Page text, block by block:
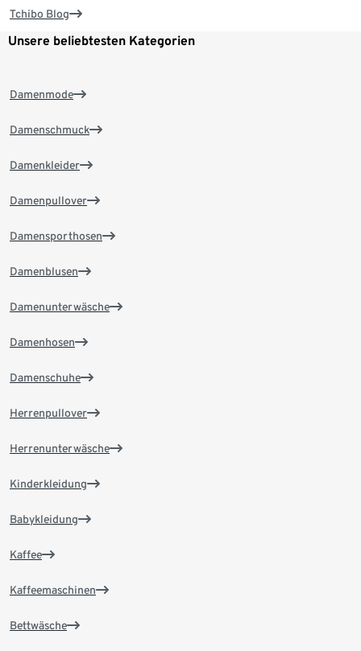
Tchibo Blog
Unsere beliebtesten Kategorien
Damenmode
Damenschmuck
Damenkleider
Damenpullover
Damensporthosen
Damenblusen
Damenunterwäsche
Damenhosen
Damenschuhe
Herrenpullover
Herrenunterwäsche
Kinderkleidung
Babykleidung
Kaffee
Kaffeemaschinen
Bettwäsche